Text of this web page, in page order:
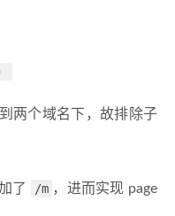
两个域名下，故排除子
了 /m ，进而实现 page